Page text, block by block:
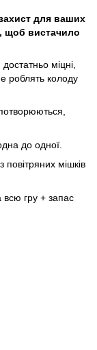
для ваших
щоб вистачило
міцні,
роблять колоду
до одної.
мішків
всю гру + запас